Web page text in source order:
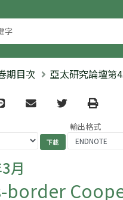
期目次 亞太研究論壇第
email TwitterPrint
輸出格式
月
border